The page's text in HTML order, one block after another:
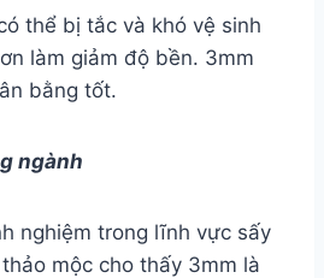
thể bị tắc và khó vệ sinh
làm giảm độ bền. 3mm
bằng tốt.
ngành
nghiệm trong lĩnh vực sấy
mộc cho thấy 3mm là